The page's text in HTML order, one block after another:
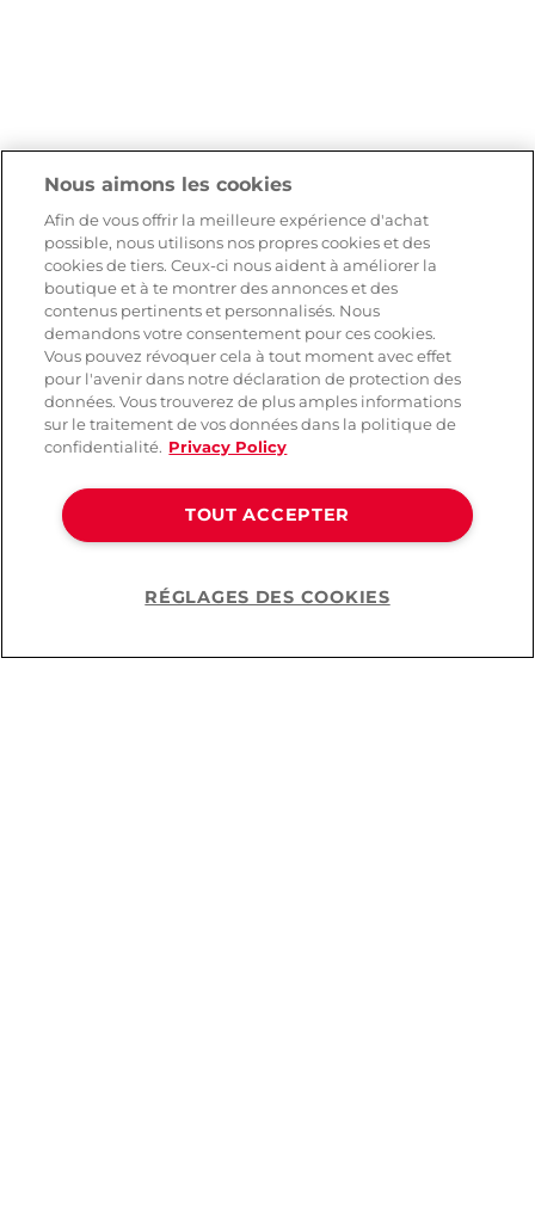
Nous aimons les cookies
Afin de vous offrir la meilleure expérience d'achat
possible, nous utilisons nos propres cookies et des
cookies de tiers. Ceux-ci nous aident à améliorer la
boutique et à te montrer des annonces et des
contenus pertinents et personnalisés. Nous
demandons votre consentement pour ces cookies.
Vous pouvez révoquer cela à tout moment avec effet
pour l'avenir dans notre déclaration de protection des
données. Vous trouverez de plus amples informations
sur le traitement de vos données dans la politique de
confidentialité. Privacy Policy
TOUT ACCEPTER
RÉGLAGES DES COOKIES